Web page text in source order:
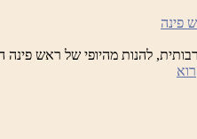
בוטיק